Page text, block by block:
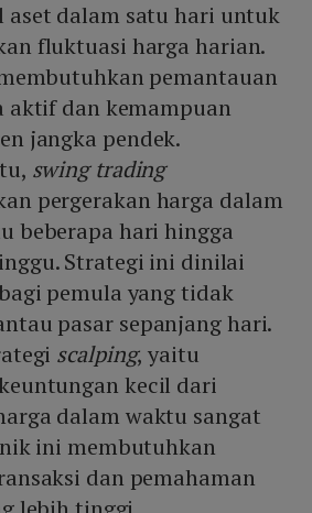
aset dalam satu hari untuk
fluktuasi harga harian.
pemantauan
aktif dan kemampuan
jangka pendek.
swing trading
pergerakan harga dalam
beberapa hari hingga
Strategi ini dinilai
pemula yang tidak
pasar sepanjang hari.
scalping, yaitu
kecil dari
dalam waktu sangat
ini membutuhkan
dan pemahaman